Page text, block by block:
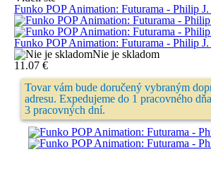
Funko POP Animation: Futurama - Philip
Funko POP Animation: Futurama - Philip
Nie je skladom
11.07 €
Tovar vám bude doručený vybraným
adresu. Expedujeme do 1 pracovného
3 pracovných dní.